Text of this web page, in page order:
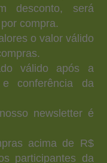
desconto, será
compra.
o valor válido
válido após a
conferência da
newsletter é
acima de R$
participantes da